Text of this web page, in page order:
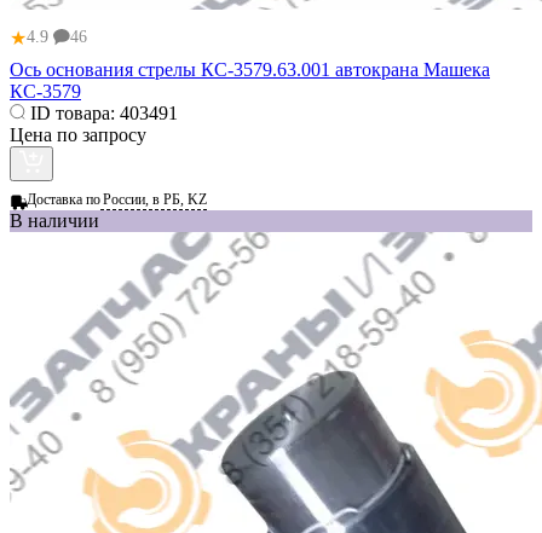
★4.9 46
Ось основания стрелы КС-3579.63.001 автокрана Машека
КС-3579
ID товара: 403491
Цена по запросу
Доставка поРоссии, в РБ, KZ
В наличии